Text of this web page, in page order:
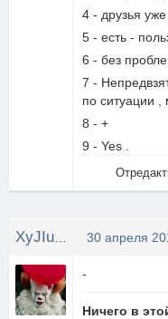
4 - друзья
5 - есть -
6 - без
7 -
по ситуации ,
8 - +
9 - Yes .
30 апреля
-
Ничего в